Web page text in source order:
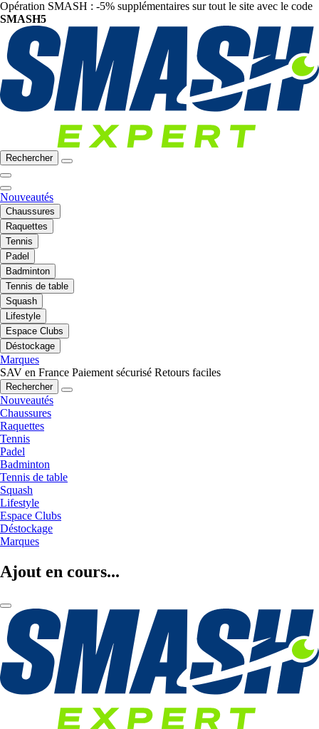
Opération SMASH : -5% supplémentaires sur tout le site avec le code
SMASH5
Rechercher
Nouveautés
Chaussures
Raquettes
Tennis
Padel
Badminton
Tennis de table
Squash
Lifestyle
Espace Clubs
Déstockage
Marques
SAV en France Paiement sécurisé Retours faciles
Rechercher
Nouveautés
Chaussures
Raquettes
Tennis
Padel
Badminton
Tennis de table
Squash
Lifestyle
Espace Clubs
Déstockage
Marques
Ajout en cours...